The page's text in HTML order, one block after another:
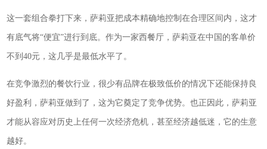
这一套组合拳打下来，萨莉亚把成本精确地控制在合理区间内，这才
有底气将“便宜”进行到底。作为一家西餐厅，萨莉亚在中国的客单价
不到40元，这几乎是最低水平了。
在竞争激烈的餐饮行业，很少有品牌在极致低价的情况下还能保持良
好盈利，萨莉亚做到了，这为它奠定了竞争优势。也正因此，萨莉亚
才能从容应对历史上任何一次经济危机，甚至经济越低迷，它的生意
越好。